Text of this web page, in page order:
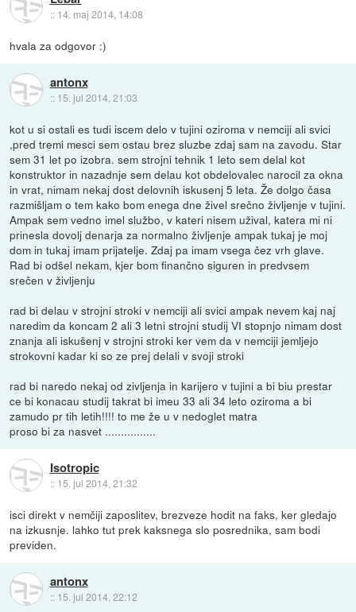
:: 14. maj 2014, 14:08
hvala za odgovor :)
antonx
:: 15. jul 2014, 21:03
kot u si ostali es tudi iscem delo v tujini oziroma v nemciji ali svici
,pred tremi mesci sem ostau brez sluzbe zdaj sam na zavodu. Star
sem 31 let po izobra. sem strojni tehnik 1 leto sem delal kot
konstruktor in nazadnje sem delau kot obdelovalec narocil za okna
in vrat, nimam nekaj dost delovnih iskusenj 5 leta. Že dolgo časa
razmišljam o tem kako bom enega dne živel srečno življenje v tujini.
Ampak sem vedno imel službo, v kateri nisem užival, katera mi ni
prinesla dovolj denarja za normalno življenje ampak tukaj je moj
dom in tukaj imam prijatelje. Zdaj pa imam vsega čez vrh glave.
Rad bi odšel nekam, kjer bom finančno siguren in predvsem
srečen v življenju
rad bi delau v strojni stroki v nemciji ali svici ampak nevem kaj naj
naredim da koncam 2 ali 3 letni strojni studij VI stopnjo nimam dost
znanja ali iskušenj v strojni stroki ker vem da v nemciji jemljejo
strokovni kadar ki so ze prej delali v svoji stroki
rad bi naredo nekaj od zivljenja in karijero v tujini a bi biu prestar
ce bi konacau studij takrat bi imeu 33 ali 34 leto oziroma a bi
zamudo pr tih letih!!!! to me že u v nedoglet matra
proso bi za nasvet ................
Isotropic
:: 15. jul 2014, 21:32
isci direkt v nemčiji zaposlitev, brezveze hodit na faks, ker gledajo
na izkusnje. lahko tut prek kaksnega slo posrednika, sam bodi
previden.
antonx
:: 15. jul 2014, 22:12